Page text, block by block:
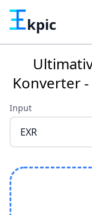
kpic
Konverter -
Input
EXR